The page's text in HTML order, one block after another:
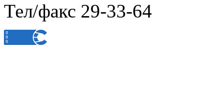
Тел/факс 29-33-64